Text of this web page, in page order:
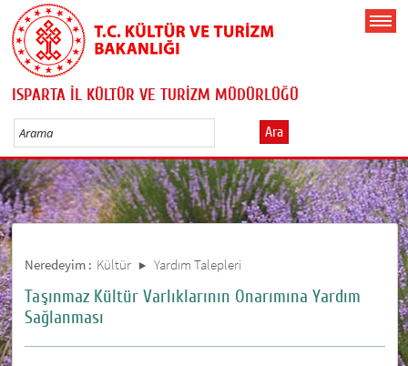
ISPARTA İL KÜLTÜR VE TURİZM MÜDÜRLÜĞÜ
Ara
Neredeyim : Kültür Yardım Talepleri
Taşınmaz Kültür Varlıklarının Onarımına Yardım
Sağlanması